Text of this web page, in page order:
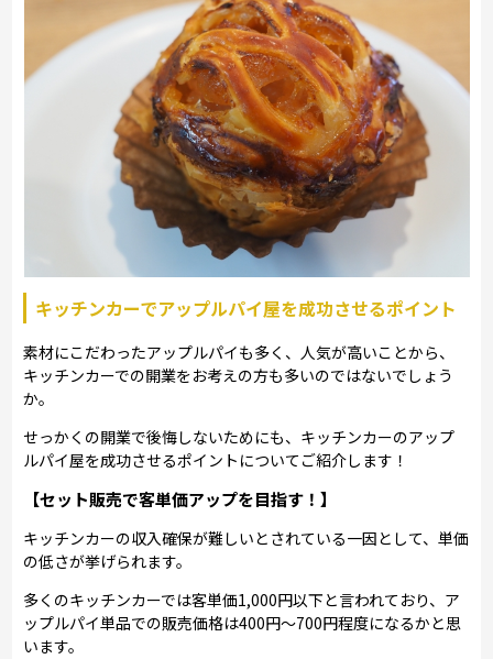
キッチンカーでアップルパイ屋を成功させるポイント
素材にこだわったアップルパイも多く、人気が高いことから、
キッチンカーでの開業をお考えの方も多いのではないでしょう
か。
せっかくの開業で後悔しないためにも、キッチンカーのアップ
ルパイ屋を成功させるポイントについてご紹介します！
【セット販売で客単価アップを目指す！】
キッチンカーの収入確保が難しいとされている一因として、単価
の低さが挙げられます。
多くのキッチンカーでは客単価1,000円以下と言われており、ア
ップルパイ単品での販売価格は400円～700円程度になるかと思
います。